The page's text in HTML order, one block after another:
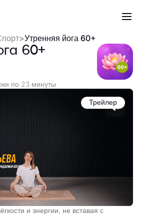
>Утренняя йога 60+
60+
по 23 минуты
Трейлер
и энергии, не вставая с